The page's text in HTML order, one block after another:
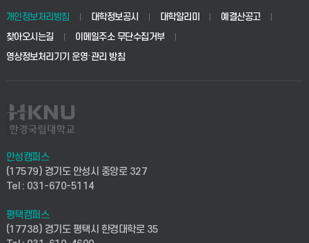
생명공학부
사회안전시스템공학부
컴퓨터응용수학부
ICT로봇기계공학부
교육대학원
학사시스템(전문학사 및 전공심화)
사이버캠퍼스(전문학사 및 전공심화)
시설바로처리서비스
연구실안전관리시스템
산학연구관리시스템
학생생활관(안성)
산학협력단
취업지원센터
창업지원센터
현장실습지원센터
개인정보처리방침 대학정보공시 대학알리미
예결산공고
찾아오시는길
이메일주소 무단수집거부
영상정보처리기기 운영·관리 방침
안성캠퍼스
(17579) 경기도 안성시 중앙로 327
Tel : 031-670-5114
평택캠퍼스
(17738) 경기도 평택시 한경대학로 35